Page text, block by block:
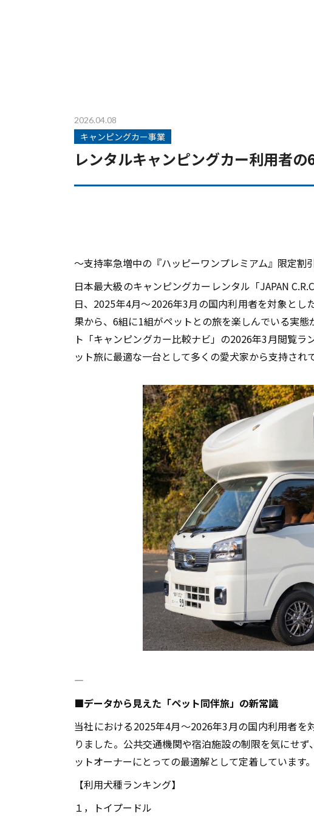
2026.04.08
キャンピングカー事業
レンタルキャンピングカー利用者の
〜支持率急増中の『ハッピーワンプレミアム』限定割
日本最大級のキャンピングカーレンタル「JAPAN
日、2025年4月〜2026年3月の国内利用者を対象と
果から、6組に1組がペットとの旅を楽しんでいる実
ト「キャンピングカー比較ナビ」の2026年3月閲覧
ット旅に最適な一台として多くの愛犬家から支持され
―――――――――――――――――――――――――――――――――――――――――――
■データから見えた「ペット同伴旅」の新常識
当社における2025年4月〜2026年3月の国内利用者
りました。公共交通機関や宿泊施設の制限を気にせ
ットオーナーにとっての最適解として定着しています。
【利用犬種ランキング】
１，トイプードル